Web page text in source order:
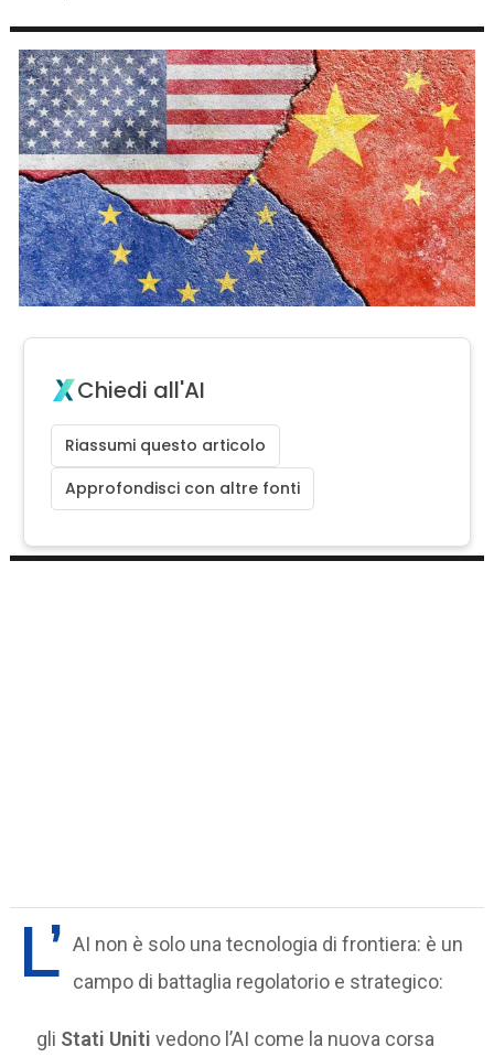
Chiedi all'AI
Riassumi questo articolo
Approfondisci con altre fonti
L’ AI non è solo una tecnologia di frontiera: è un
campo di battaglia regolatorio e strategico:
gli Stati Uniti vedono l’AI come la nuova corsa